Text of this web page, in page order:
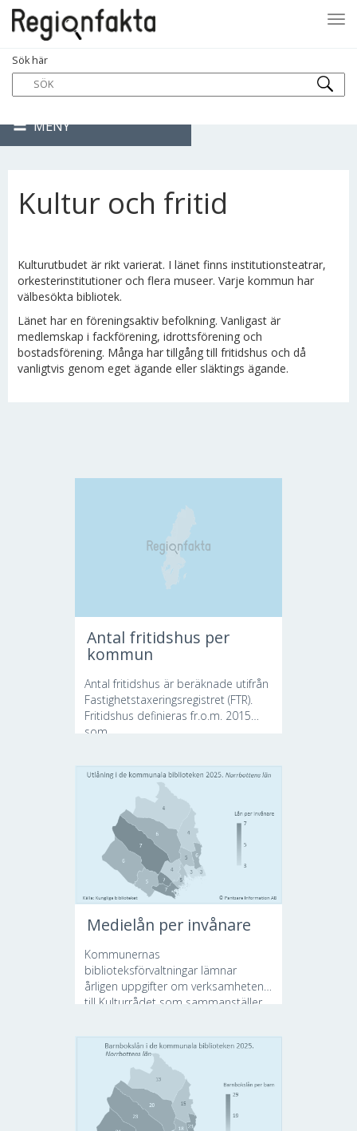
Sök här
MENY
Kultur och fritid
Kulturutbudet är rikt varierat. I länet finns institutionsteatrar,
orkesterinstitutioner och flera museer. Varje kommun har
välbesökta bibliotek.
Länet har en föreningsaktiv befolkning. Vanligast är
medlemskap i fackförening, idrottsförening och
bostadsförening. Många har tillgång till fritidshus och då
vanligtvis genom eget ägande eller släktings ägande.
Antal fritidshus per
kommun
Antal fritidshus är beräknade utifrån
Fastighetstaxeringsregistret (FTR).
Fritidshus definieras fr.o.m. 2015
som...
Medielån per invånare
Kommunernas
biblioteksförvaltningar lämnar
årligen uppgifter om verksamheten
till Kulturrådet som sammanställer...